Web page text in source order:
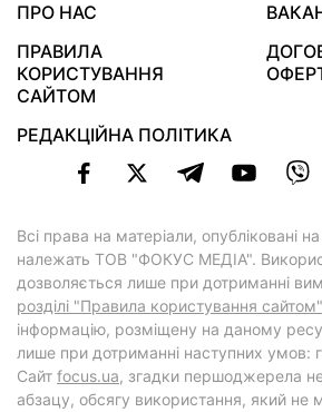
ПРО НАС
ПРАВИЛА
КОРИСТУВАННЯ
САЙТОМ
РЕДАКЦІЙНА ПОЛІТИКА
Всі права на матеріали, опубліковані
належать ТОВ "ФОКУС МЕДІА".
дозволяється лише при дотриманні
розділі "Правила користування сайтом"
інформацію, розміщену на даному
лише при дотриманні наступних умов:
Cайт focus.ua, згадки першоджерела
абзацу, обсягу використання, який